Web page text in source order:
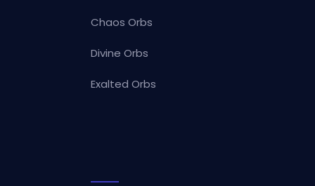
Chaos Orbs
Divine Orbs
Exalted Orbs